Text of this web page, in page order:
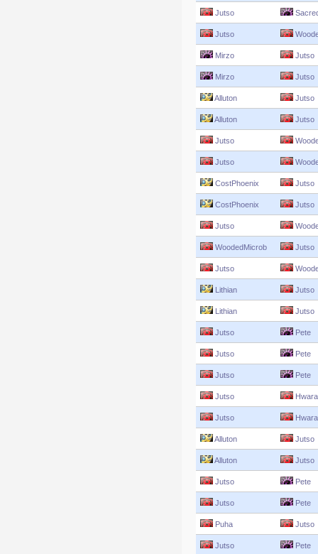
Jutso
Jutso
Mirzo Jutso
Mirzo Jutso
Alluton Jutso
Alluton Jutso
Jutso
Jutso
CostPhoenix Jutso
CostPhoenix Jutso
Jutso
WoodedMicrob Jutso
Jutso
Lithian Jutso
Lithian Jutso
Jutso Pete
Jutso Pete
Jutso Pete
Jutso
Jutso
Alluton Jutso
Alluton Jutso
Jutso Pete
Jutso Pete
Puha Jutso
Jutso Pete